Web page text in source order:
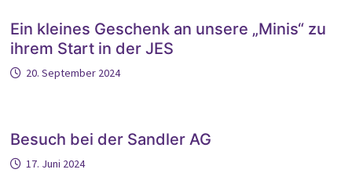
Ein kleines Geschenk an unsere „Minis“ zu
ihrem Start in der JES
20. September 2024
Besuch bei der Sandler AG
17. Juni 2024